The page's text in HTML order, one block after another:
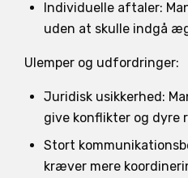
Individuelle aftaler:
uden at skulle indgå
Ulemper og udfordringer:
Juridisk usikkerhed:
give konflikter og dyre
Stort
kræver mere